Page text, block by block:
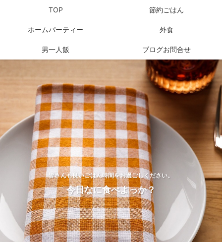
皆さんも良いごはん時間をお過ごしください。
今日なに食べよっか？
TOP 節約ごはん
ホームパーティー 外食
男一人飯 ブログお問合せ